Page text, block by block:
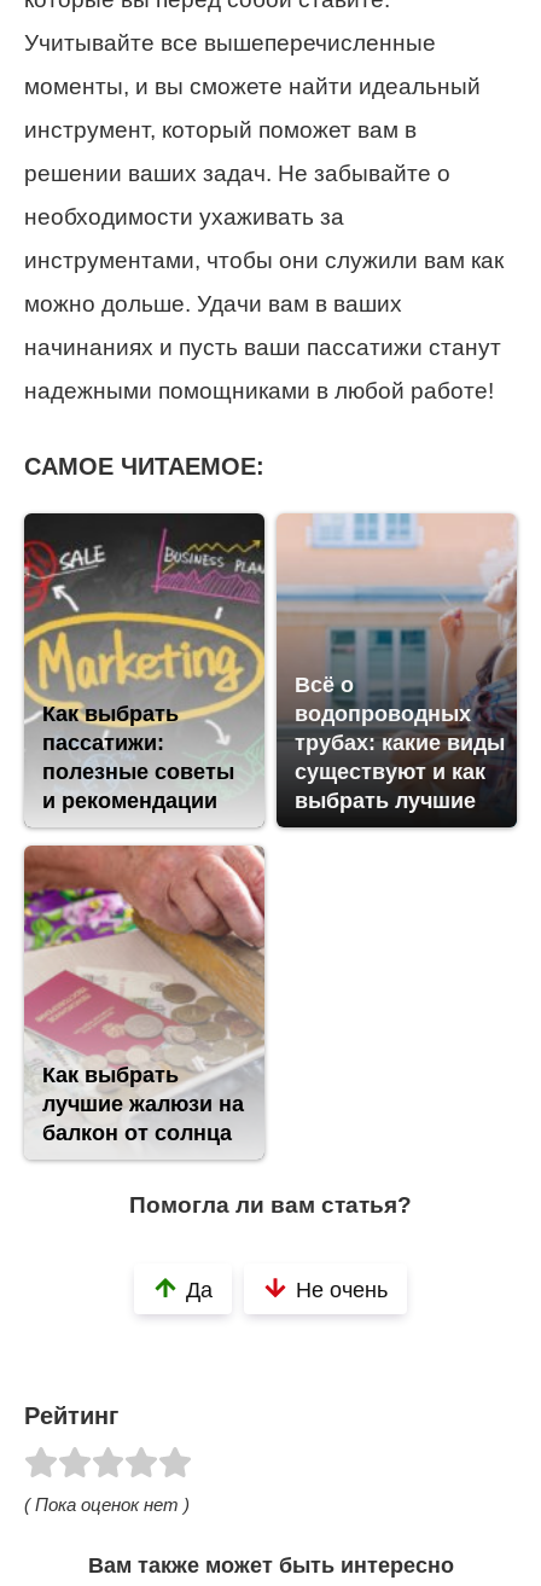
Учитывайте все вышеперечисленные
моменты, и вы сможете найти идеальный
инструмент, который поможет вам в
решении ваших задач. Не забывайте о
необходимости ухаживать за
инструментами, чтобы они служили вам как
можно дольше. Удачи вам в ваших
начинаниях и пусть ваши пассатижи станут
надежными помощниками в любой работе!
САМОЕ ЧИТАЕМОЕ:
Как выбрать
пассатижи:
полезные советы
и рекомендации
Всё о
водопроводных
трубах: какие виды
существуют и как
выбрать лучшие
Как выбрать
лучшие жалюзи на
балкон от солнца
Помогла ли вам статья?
Да Не очень
Рейтинг
( Пока оценок нет )
Вам также может быть интересно